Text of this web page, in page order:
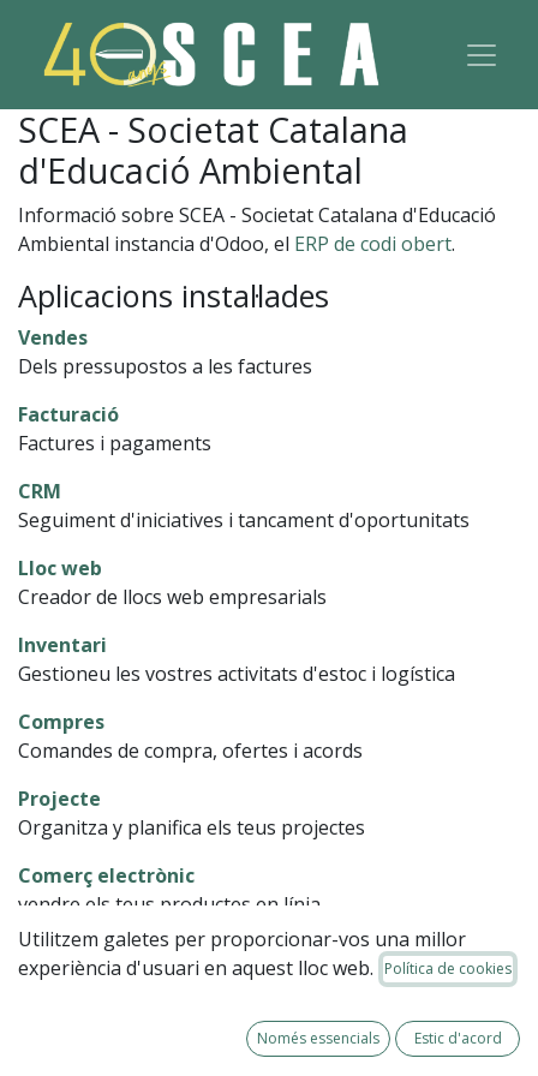
SCEA - Societat Catalana
d'Educació Ambiental
Informació sobre SCEA - Societat Catalana d'Educació
Ambiental instancia d'Odoo, el ERP de codi obert.
Aplicacions instal·lades
Vendes
Dels pressupostos a les factures
Facturació
Factures i pagaments
CRM
Seguiment d'iniciatives i tancament d'oportunitats
Lloc web
Creador de llocs web empresarials
Inventari
Gestioneu les vostres activitats d'estoc i logística
Compres
Comandes de compra, ofertes i acords
Projecte
Organitza y planifica els teus projectes
Comerç electrònic
vendre els teus productes en línia
Màrqueting per correu
Dissenyar, enviar i gestionar correus electrònics
Presentar, validar i refacturar despeses dels empleats
Utilitzem galetes per proporcionar-vos una millor
experiència d'usuari en aquest lloc web.
Política de cookies
Només essencials Estic d'acord